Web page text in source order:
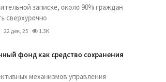
записке, около 90% граждан
сверхурочно
22 дек, 25 1.3K
фонд как средство сохранения
механизмов управления